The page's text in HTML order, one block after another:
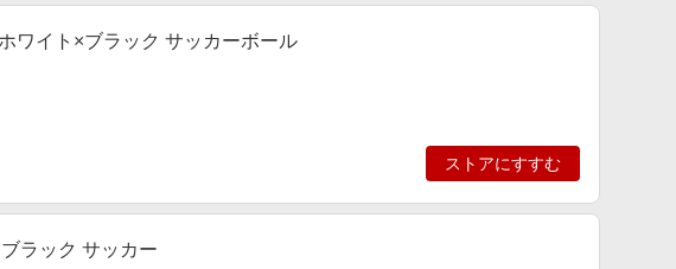
ワイト×ブラック サッカーボール
ストアにすすむ
ラック サッカー